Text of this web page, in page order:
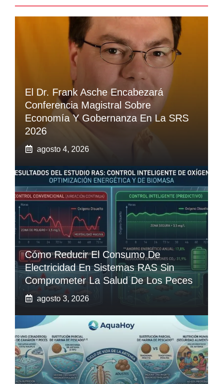
El Dr. Frank Asche Encabezará
Conferencia Magistral Sobre
Economía Y Gobernanza En La SRS
2026
agosto 4, 2026
Cómo Reducir El Consumo De
Electricidad En Sistemas RAS Sin
Comprometer La Salud De Los Peces
agosto 3, 2026